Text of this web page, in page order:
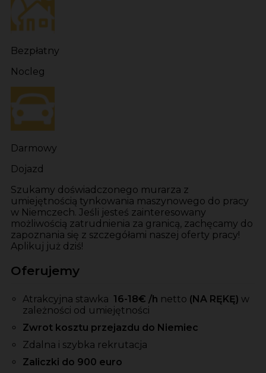
Bezpłatny
Nocleg
Darmowy
Dojazd
Szukamy doświadczonego murarza z
umiejętnością tynkowania maszynowego do pracy
w Niemczech. Jeśli jesteś zainteresowany
możliwością zatrudnienia za granicą, zachęcamy do
zapoznania się z szczegółami naszej oferty pracy!
Aplikuj już dziś!
Oferujemy
Atrakcyjna stawka 16-18€ /h netto (NA RĘKĘ) w
zależności od umiejętności
Zwrot kosztu przejazdu do Niemiec
Zdalna i szybka rekrutacja
Zaliczki do 900 euro